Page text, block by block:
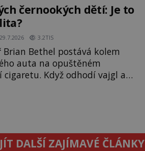
A odvážili byste se je navštívit? [gallery ids="17
černookých dětí: Je to
29.7.2026 3.2TIS
Bethel postává kolem
auta na opuštěném
Když odhodí vajgl a
do auta, přijdou k němu dva
může být okolo 14 let.
jeden z nich. P
DALŠÍ ZAJÍMAVÉ ČLÁNKY